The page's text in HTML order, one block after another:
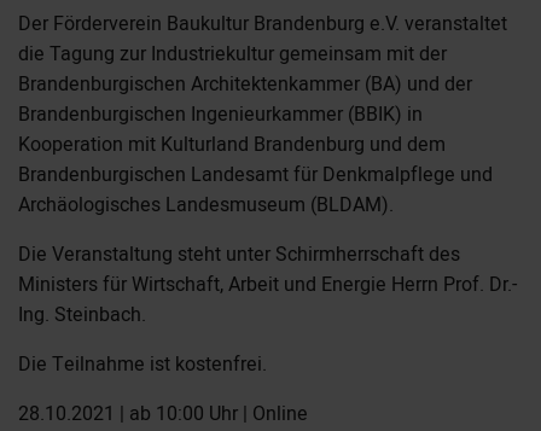
Der Förderverein Baukultur Brandenburg e.V. veranstaltet
die Tagung zur Industriekultur gemeinsam mit der
Brandenburgischen Architektenkammer (BA) und der
Brandenburgischen Ingenieurkammer (BBIK) in
Kooperation mit Kulturland Brandenburg und dem
Brandenburgischen Landesamt für Denkmalpflege und
Archäologisches Landesmuseum (BLDAM).
Die Veranstaltung steht unter Schirmherrschaft des
Ministers für Wirtschaft, Arbeit und Energie Herrn Prof. Dr.-
Ing. Steinbach.
Die Teilnahme ist kostenfrei.
28.10.2021 | ab 10:00 Uhr | Online